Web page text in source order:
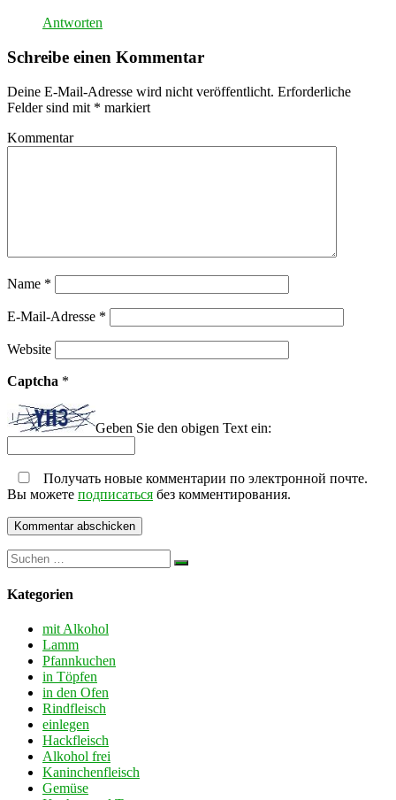
Antworten
Schreibe einen Kommentar
Deine E-Mail-Adresse wird nicht veröffentlicht. Erforderliche
Felder sind mit * markiert
Kommentar
Name *
E-Mail-Adresse *
Website
Captcha *
Geben Sie den obigen Text ein:
Получать новые комментарии по электронной почте.
Вы можете подписаться без комментирования.
Kategorien
mit Alkohol
Lamm
Pfannkuchen
in Töpfen
in den Ofen
Rindfleisch
einlegen
Hackfleisch
Alkohol frei
Kaninchenfleisch
Gemüse